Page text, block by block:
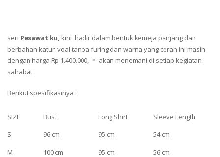
seri Pesawat ku, kini hadir dalam bentuk kemeja panjang dan
berbahan katun voal tanpa furing dan warna yang cerah ini masih
dengan harga Rp 1.400.000,- * akan menemani di setiap kegiatan
sahabat.
Berikut spesifikasinya :
SIZE Bust Long Shirt
Sleeve Length
S
96 cm 95 cm
54 cm
M
100 cm 95 cm 56 cm